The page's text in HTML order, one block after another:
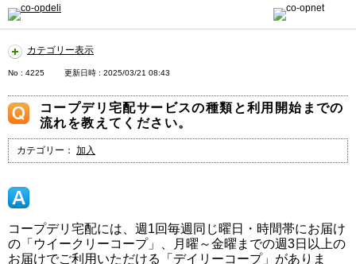
カテゴリー表示
No : 4225 更新日時 : 2025/03/21 08:43
コープデリ宅配サービスの種類と利用開始までの
流れを教えてください。
カテゴリー： 加入
コープデリ宅配には、週1回毎週同じ曜日・時間帯にお届け
の「ウイークリーコープ」、月曜～金曜までの週3日以上の
お届けでご利用いただける「デイリーコープ」がありま